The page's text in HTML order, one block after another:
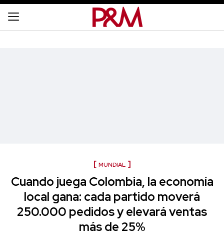
MUNDIAL
Cuando juega Colombia, la economía
local gana: cada partido moverá
250.000 pedidos y elevará ventas
más de 25%